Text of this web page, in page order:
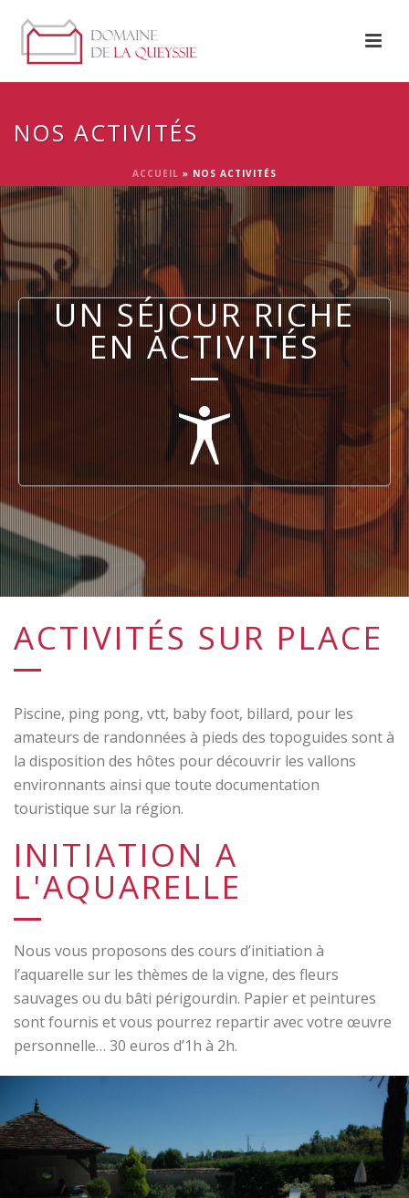
NOS ACTIVITÉS
ACCUEIL » NOS ACTIVITÉS
UN SÉJOUR RICHE
EN ACTIVITÉS
ACTIVITÉS SUR PLACE
Piscine, ping pong, vtt, baby foot, billard, pour les
amateurs de randonnées à pieds des topoguides sont à
la disposition des hôtes pour découvrir les vallons
environnants ainsi que toute documentation
touristique sur la région.
INITIATION A
L'AQUARELLE
Nous vous proposons des cours d’initiation à
l’aquarelle sur les thèmes de la vigne, des fleurs
sauvages ou du bâti périgourdin. Papier et peintures
sont fournis et vous pourrez repartir avec votre œuvre
personnelle… 30 euros d’1h à 2h.